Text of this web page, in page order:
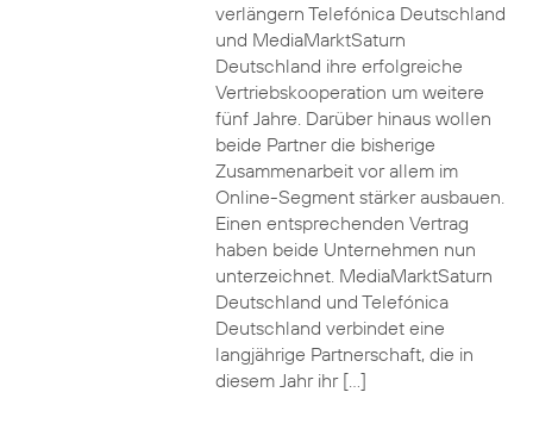
verlängern Telefónica Deutschland
und MediaMarktSaturn
Deutschland ihre erfolgreiche
Vertriebskooperation um weitere
fünf Jahre. Darüber hinaus wollen
beide Partner die bisherige
Zusammenarbeit vor allem im
Online-Segment stärker ausbauen.
Einen entsprechenden Vertrag
haben beide Unternehmen nun
unterzeichnet. MediaMarktSaturn
Deutschland und Telefónica
Deutschland verbindet eine
langjährige Partnerschaft, die in
diesem Jahr ihr […]